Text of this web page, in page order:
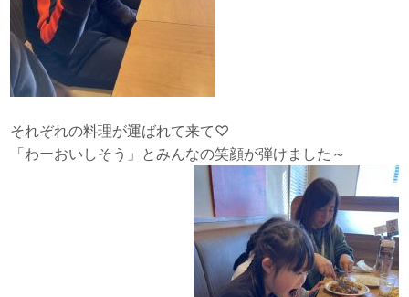
それぞれの料理が運ばれて来て♡
「わーおいしそう」とみんなの笑顔が弾けました～